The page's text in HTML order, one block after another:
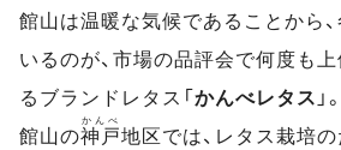
館山は温暖な気候であることから
いるのが、市場の品評会で何度も
るブランドレタス「かんべレタス 」。
館山の神戸
かんべ
地区では、レタス栽培